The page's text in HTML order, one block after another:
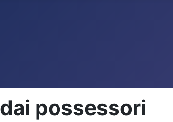
possessori